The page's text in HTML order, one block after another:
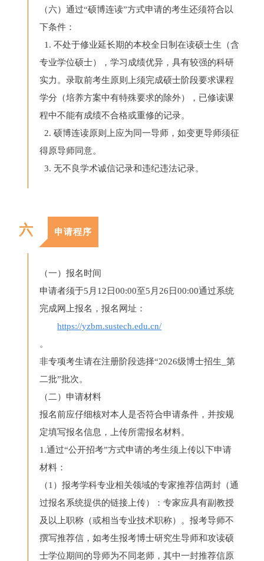
（六）通过“硕博连读”方式申请的考生还须符合以
下条件：
1. 不处于修业延长期的本校全日制在读硕士生（含
专业学位硕士），学习成绩优异，具有较强的科研
实力。录取前考生原则上须完成硕士阶段要求课程
学分（培养方案中有特殊要求的除外），已修读课
程中不能有成绩不合格或重修的记录。
2. 硕博连读原则上应为同一导师，如变更导师须征
得原导师同意。
3. 无不良学术诚信记录和违纪违法记录。
六 申请程序
（一）报名时间
申请者须于5月12日00:00至5月26日00:00通过系统
完成网上报名，报名网址：
https://yzbm.sustech.edu.cn/
。
非专项考生请在注册阶段选择“2026级博士招生_第
二批”批次。
（二）申请材料
报名前应仔细核对本人是否符合申请条件，并按规
定填写报名信息，上传所需报名材料。
1.通过“公开招考”方式申请的考生须上传以下申请
材料：
（1）报考学科专业相关领域的专家推荐信两封（通
过报名系统提供的链接上传）：专家应具有副教授
及以上职称（或相当专业技术职称）。报考导师不
撰写推荐信，如考生报考博士研究生导师和攻读硕
士学位期间的导师为不同老师，其中一封推荐信原